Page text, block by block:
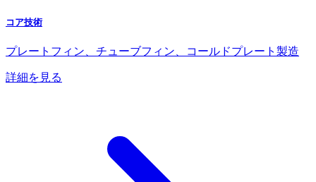
コア技術
プレートフィン、チューブフィン、コールドプレート製造
詳細を見る